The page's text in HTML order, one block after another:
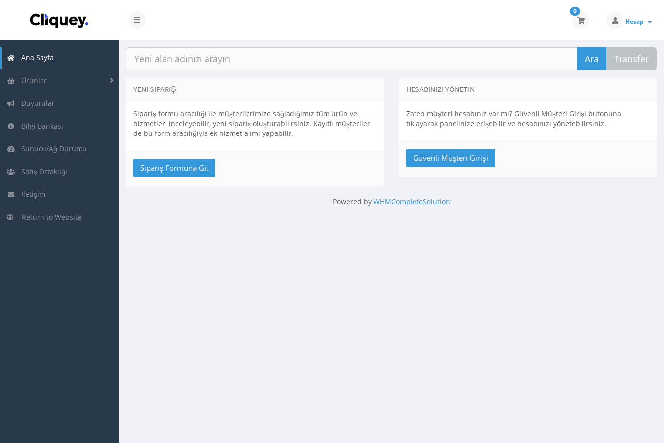
0
Hesap
Ana Sayfa
Ürünler
Duyurular
Bilgi Bankası
Sunucu/Ağ Durumu
Satış Ortaklığı
İletişim
Return to Website
Ara Transfer
YENI SIPARIŞ
Sipariş formu aracılığı ile müşterilerimize sağladığımız tüm ürün ve
hizmetleri inceleyebilir, yeni sipariş oluşturabilirsiniz. Kayıtlı müşteriler
de bu form aracılığıyla ek hizmet alımı yapabilir.
HESABINIZI YÖNETIN
Zaten müşteri hesabınız var mı? Güvenli Müşteri Girişi butonuna
tıklayarak panelinize erişebilir ve hesabınızı yönetebilirsiniz.
Powered by WHMCompleteSolution